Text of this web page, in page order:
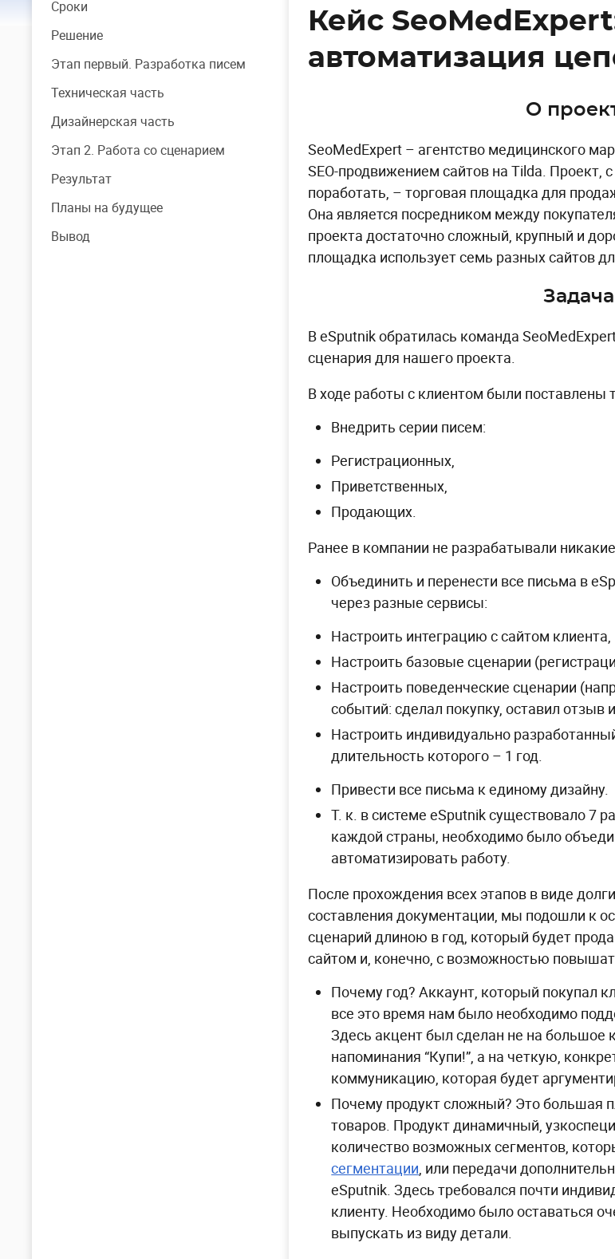
Сроки
Решение
Этап первый. Разработка писем
Техническая часть
Дизайнерская часть
Этап 2. Работа со сценарием
Результат
Планы на будущее
Вывод
Кейс
автоматизация
О
SeoMedExpert – агентство медицинского
SEO-продвижением сайтов на Tilda. Проект,
поработать, – торговая площадка для
Она является посредником между
проекта достаточно сложный, крупный и
площадка использует семь разных сайтов
Задача
В eSputnik обратилась команда
сценария для нашего проекта.
В ходе работы с клиентом были поставлены
Внедрить серии писем:
Регистрационных,
Приветственных,
Продающих.
Ранее в компании не разрабатывали
Объединить и перенести все письма в
через разные сервисы:
Настроить интеграцию с сайтом клиента,
Настроить базовые сценарии
Настроить поведенческие сценарии
событий: сделал покупку, оставил отзыв
Настроить индивидуально
длительность которого – 1 год.
Привести все письма к единому дизайну.
Т. к. в системе eSputnik существовало 7
каждой страны, необходимо было
автоматизировать работу.
После прохождения всех этапов в виде
составления документации, мы подошли к
сценарий длиною в год, который будет
сайтом и, конечно, с возможностью
Почему год? Аккаунт, который покупал
все это время нам было необходимо
Здесь акцент был сделан не на большое
напоминания “Купи!”, а на четкую,
коммуникацию, которая будет
Почему продукт сложный? Это большая
товаров. Продукт динамичный,
количество возможных сегментов,
сегментации, или передачи
eSputnik. Здесь требовался почти
клиенту. Необходимо было оставаться
выпускать из виду детали.